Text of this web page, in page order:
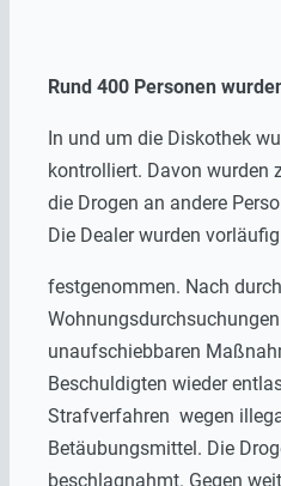
Rund 400 Personen
In und um die Diskothek
kontrolliert. Davon wurden
die Drogen an andere
Die Dealer wurden vorläufig
festgenommen. Nach
unaufschiebbaren
Beschuldigten wieder
Strafverfahren wegen
Betäubungsmittel. Die
beschlagnahmt. Gegen